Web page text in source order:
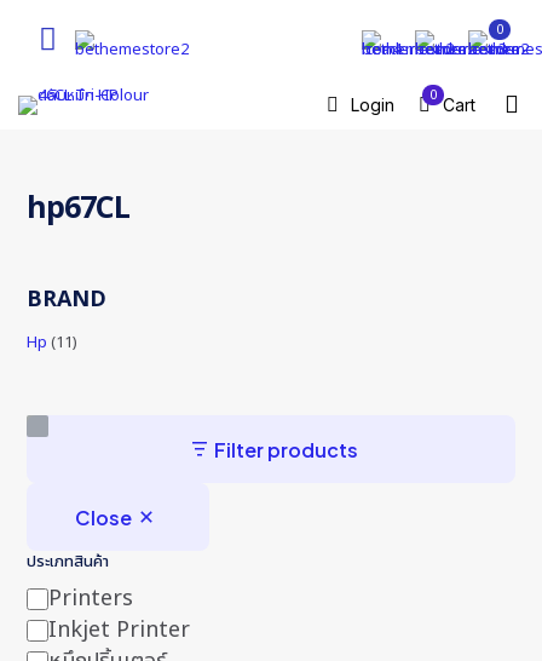
0
Login 0 Cart
hp67CL
BRAND
Hp (11)
Filter products
Close
ประเภทสินค้า
Category
Printers
Inkjet Printer